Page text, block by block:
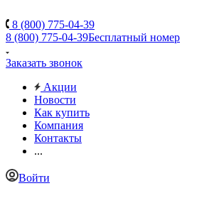
8 (800) 775-04-39
8 (800) 775-04-39Бесплатный номер
Заказать звонок
Акции
Новости
Как купить
Компания
Контакты
...
Войти